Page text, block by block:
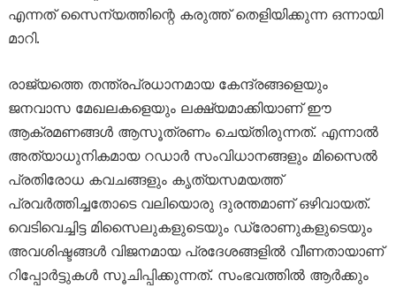
എന്നത് സൈന്യത്തിന്റെ കരുത്ത് തെളിയിക്കുന്ന ഒന്നായി
മാറി.
രാജ്യത്തെ തന്ത്രപ്രധാനമായ കേന്ദ്രങ്ങളെയും
ജനവാസ മേഖലകളെയും ലക്ഷ്യമാക്കിയാണ് ഈ
ആക്രമണങ്ങൾ ആസൂത്രണം ചെയ്തിരുന്നത്. എന്നാൽ
അത്യാധുനികമായ റഡാർ സംവിധാനങ്ങളും മിസൈൽ
പ്രതിരോധ കവചങ്ങളും കൃത്യസമയത്ത്
പ്രവർത്തിച്ചതോടെ വലിയൊരു ദുരന്തമാണ് ഒഴിവായത്.
വെടിവെച്ചിട്ട മിസൈലുകളുടെയും ഡ്രോണുകളുടെയും
അവശിഷ്ടങ്ങൾ വിജനമായ പ്രദേശങ്ങളിൽ വീണതായാണ്
റിപ്പോർട്ടുകൾ സൂചിപ്പിക്കുന്നത്. സംഭവത്തിൽ ആർക്കും